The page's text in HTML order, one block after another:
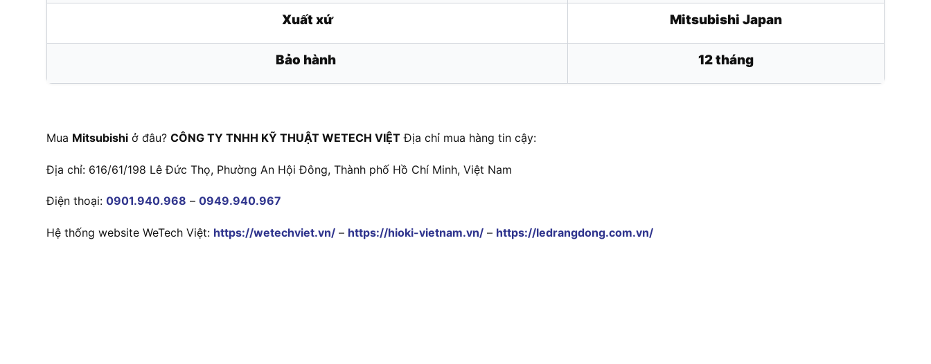
Xuất xứ Mitsubishi Japan
Bảo hành 12 tháng
Mua Mitsubishi ở đâu? CÔNG TY TNHH KỸ THUẬT WETECH VIỆT Địa chỉ mua hàng tin cậy:
Địa chỉ: 616/61/198 Lê Đức Thọ, Phường An Hội Đông, Thành phố Hồ Chí Minh, Việt Nam
Điện thoại: 0901.940.968 – 0949.940.967
Hệ thống website WeTech Việt: https://wetechviet.vn/ – https://hioki-vietnam.vn/ – https://ledrangdong.com.vn/